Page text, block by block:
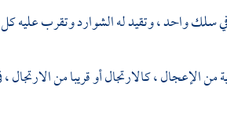
سلك واحد ، وتقيد له الشوارد وتقرب عليه
الإعجال ، كالارتجال أو قريبا من الارتجال ،